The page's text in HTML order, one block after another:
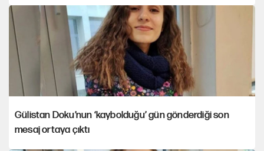
Gülistan Doku’nun ‘kaybolduğu’ gün gönderdiği son
mesaj ortaya çıktı